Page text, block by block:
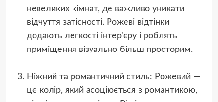
невеликих кімнат, де важливо уникати
відчуття затісності. Рожеві відтінки
додають легкості інтер’єру і роблять
приміщення візуально більш просторим.
Ніжний та романтичний стиль: Рожевий —
це колір, який асоціюється з романтикою,